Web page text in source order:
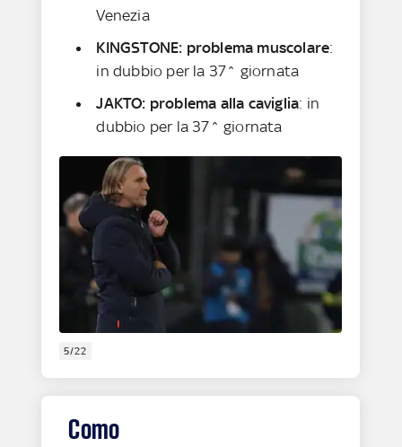
Venezia
KINGSTONE: problema muscolare:
in dubbio per la 37^ giornata
JAKTO: problema alla caviglia: in
dubbio per la 37^ giornata
5/22
Como